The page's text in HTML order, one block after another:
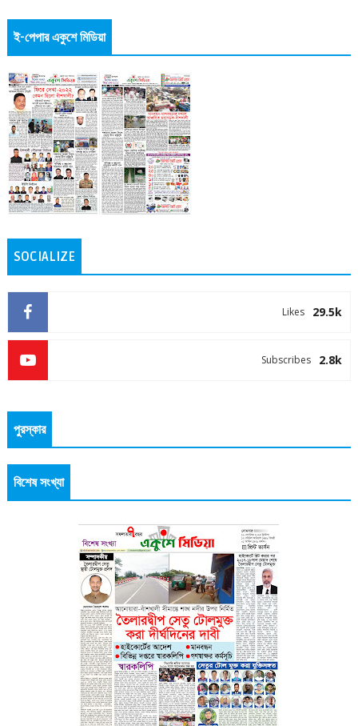
ই-পেপার একুশে মিডিয়া
SOCIALIZE
29.5k
Likes
2.8k
Subscribes
পুরস্কার
বিশেষ সংখ্যা